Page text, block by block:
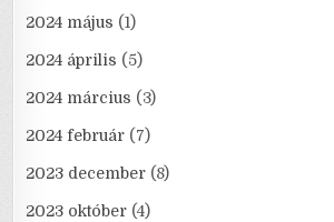
2024 május (1)
2024 április (5)
2024 március (3)
2024 február (7)
2023 december (8)
2023 október (4)